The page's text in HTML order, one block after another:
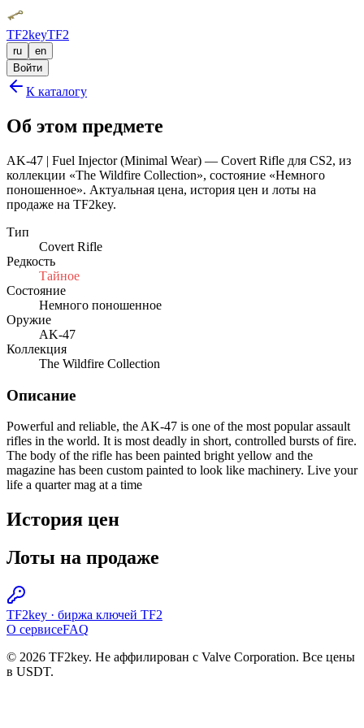
TF2keyTF2
ru
en
Войти
К каталогу
Об этом предмете
AK-47 | Fuel Injector (Minimal Wear) — Covert Rifle для CS2, из
коллекции «The Wildfire Collection», состояние «Немного
поношенное». Актуальная цена, история цен и лоты на
продаже на TF2key.
Тип
Covert Rifle
Редкость
Тайное
Состояние
Немного поношенное
Оружие
AK-47
Коллекция
The Wildfire Collection
Описание
Powerful and reliable, the AK-47 is one of the most popular assault
rifles in the world. It is most deadly in short, controlled bursts of fire.
The body of the rifle has been painted bright yellow and the
magazine has been custom painted to look like machinery. Live your
life a quarter mag at a time
История цен
Лоты на продаже
TF2key · биржа ключей TF2
О сервисеFAQ
© 2026 TF2key. Не аффилирован с Valve Corporation. Все цены
в USDT.